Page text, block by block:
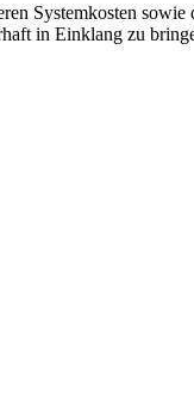
Systemkosten
in Einklang zu